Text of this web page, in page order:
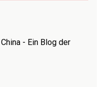
- Ein Blog der